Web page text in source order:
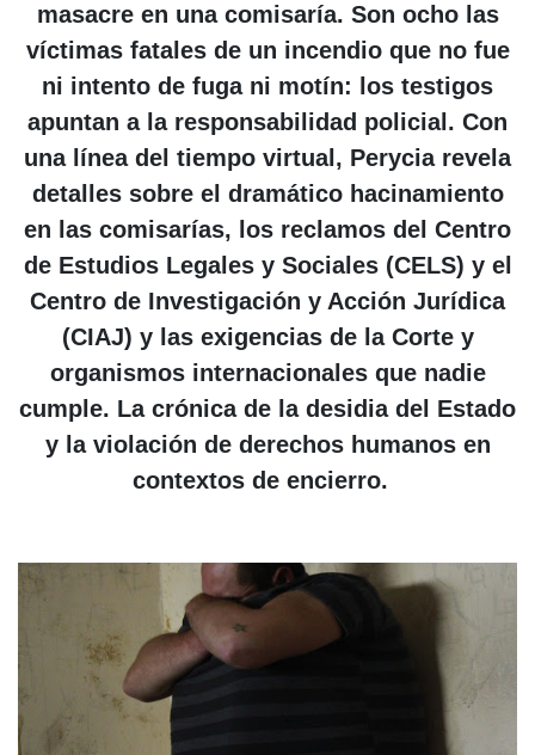
masacre en una comisaría. Son ocho las
víctimas fatales de un incendio que no fue
ni intento de fuga ni motín: los testigos
apuntan a la responsabilidad policial. Con
una línea del tiempo virtual, Perycia revela
detalles sobre el dramático hacinamiento
en las comisarías, los reclamos del Centro
de Estudios Legales y Sociales (CELS) y el
Centro de Investigación y Acción Jurídica
(CIAJ) y las exigencias de la Corte y
organismos internacionales que nadie
cumple. La crónica de la desidia del Estado
y la violación de derechos humanos en
contextos de encierro.